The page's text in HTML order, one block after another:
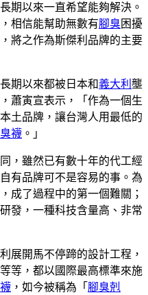
期以來一直希望能夠解決。
相信能幫助無數有腳臭 困擾
將之作為斯傑利品牌的主要
期以來都被日本和義大利 壟
蕭寅宣表示，「作為一個生
土品牌，讓台灣人用最低的
襪 。」
，雖然已有數十年的代工經
有品牌可不是容易的事。為
成了過程中的第一個難關；
發，一種科技含量高、非常
展開馬不停蹄的設計工程，
等，都以國際最高標準來施
，如今被稱為「 腳臭剋